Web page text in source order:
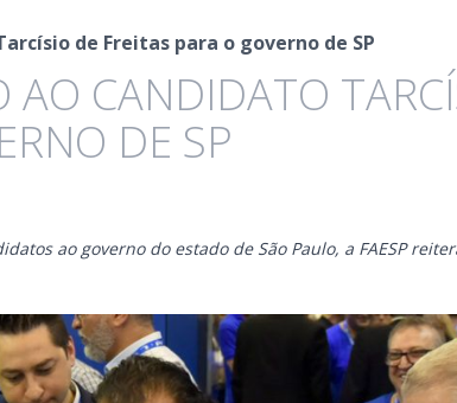
de Freitas para o governo de SP
AO CANDIDATO
DE SP
ao governo do estado de São Paulo, a FAESP